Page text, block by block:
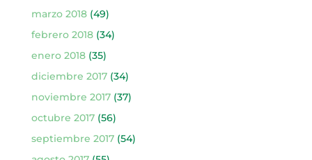
marzo 2018(49)
febrero 2018(34)
enero 2018(35)
diciembre 2017(34)
noviembre 2017(37)
octubre 2017(56)
septiembre 2017(54)